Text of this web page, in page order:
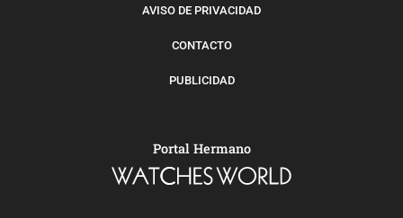
AVISO DE PRIVACIDAD
CONTACTO
PUBLICIDAD
Portal Hermano